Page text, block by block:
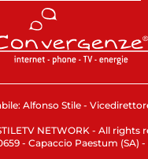
Alfonso Stile -
NETWORK - All rights
- Capaccio Paestum (SA) -